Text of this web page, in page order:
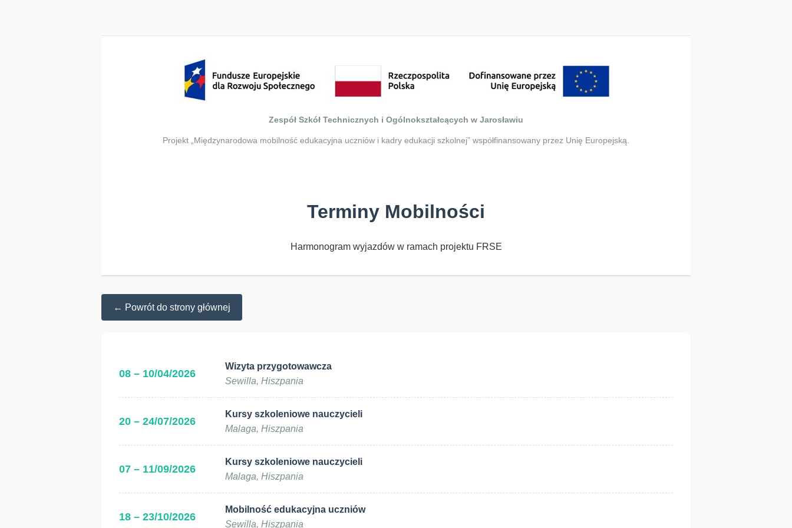
Zespół Szkół Technicznych i Ogólnokształcących w Jarosławiu
Projekt „Międzynarodowa mobilność edukacyjna uczniów i kadry edukacji szkolnej” współfinansowany przez Unię Europejską.
Terminy Mobilności
Harmonogram wyjazdów w ramach projektu FRSE
← Powrót do strony głównej
08 – 10/04/2026
Wizyta przygotowawcza
Sewilla, Hiszpania
20 – 24/07/2026
Kursy szkoleniowe nauczycieli
Malaga, Hiszpania
07 – 11/09/2026
Kursy szkoleniowe nauczycieli
Malaga, Hiszpania
18 – 23/10/2026
Mobilność edukacyjna uczniów
Sewilla, Hiszpania